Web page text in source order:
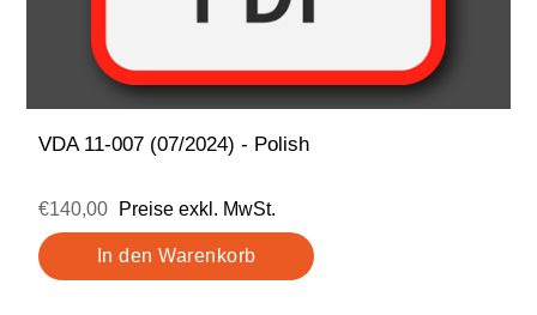
VDA 11-007 (07/2024) - Polish
€140,00 Preise exkl. MwSt.